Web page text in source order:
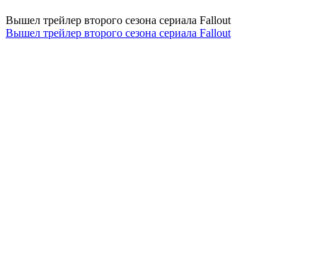
Вышел трейлер второго сезона сериала Fallout
Вышел трейлер второго сезона сериала Fallout